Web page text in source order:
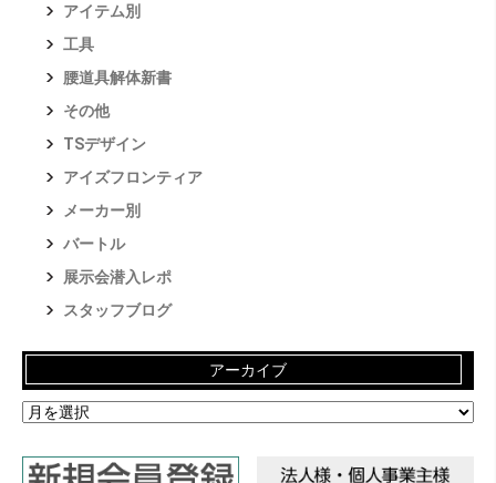
アイテム別
工具
腰道具解体新書
その他
TSデザイン
アイズフロンティア
メーカー別
バートル
展示会潜入レポ
スタッフブログ
アーカイブ
ア
ー
イ
ブ